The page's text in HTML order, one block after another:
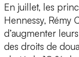
En juillet, les
Hennessy, Rémy
d’augmenter
des droits de